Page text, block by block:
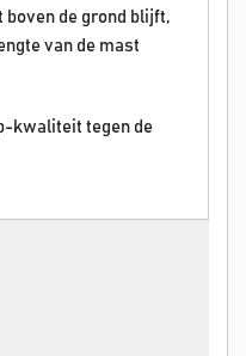
boven de grond blijft,
van de mast
kwaliteit tegen de